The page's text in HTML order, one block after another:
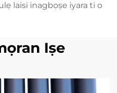
laisi inagbọṣe iyara ti o
Iṣe